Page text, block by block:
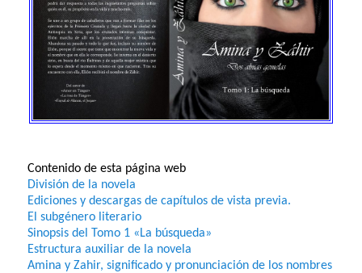
Contenido de esta página web
División de la novela
Ediciones y descargas de capítulos de vista previa.
El subgénero literario
Sinopsis del Tomo 1 «La búsqueda»
Estructura auxiliar de la novela
Amina y Zahir, significado y pronunciación de los nombres